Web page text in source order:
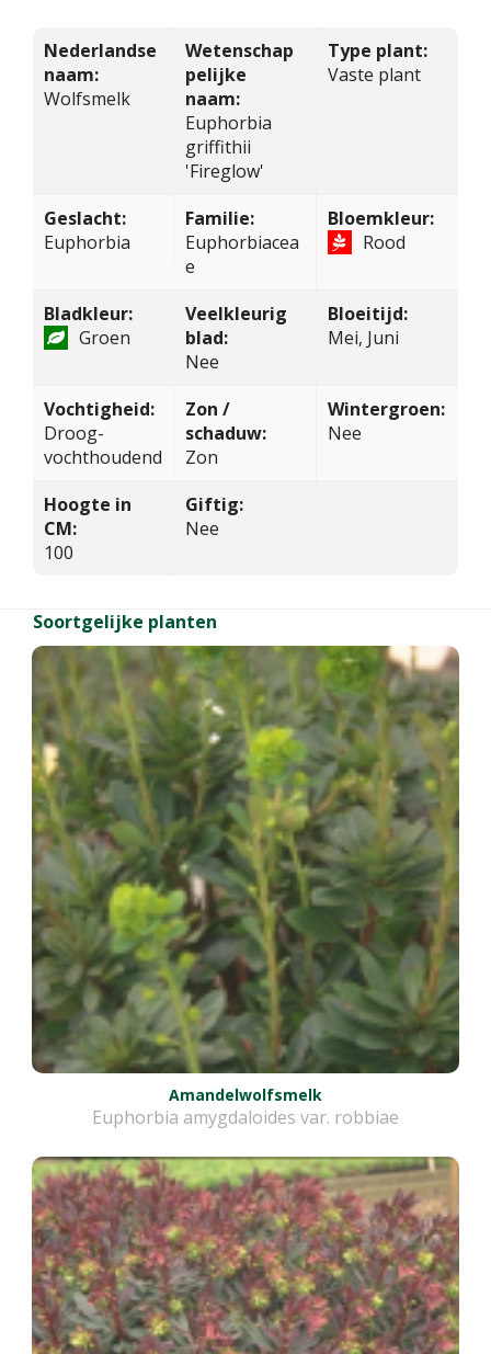
Nederlandse
naam:
Wolfsmelk
Wetenschap
pelijke
naam:
Euphorbia
griffithii
'Fireglow'
Type plant:
Vaste plant
Geslacht:
Euphorbia
Familie:
Euphorbiacea
e
Bloemkleur:
Rood
Bladkleur:
Groen
Veelkleurig
blad:
Nee
Bloeitijd:
Mei, Juni
Vochtigheid:
Droog-
vochthoudend
Zon /
schaduw:
Zon
Wintergroen:
Nee
Hoogte in
CM:
100
Giftig:
Nee
Soortgelijke planten
Amandelwolfsmelk
Euphorbia amygdaloides var. robbiae